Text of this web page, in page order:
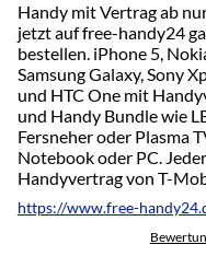
Handy mit Vertrag ab
jetzt auf free-handy24
bestellen. iPhone 5,
Samsung Galaxy, Sony
und HTC One mit
und Handy Bundle wie
Fersneher oder Plasma
Notebook oder PC.
Handyvertrag von T-
https://www.free-